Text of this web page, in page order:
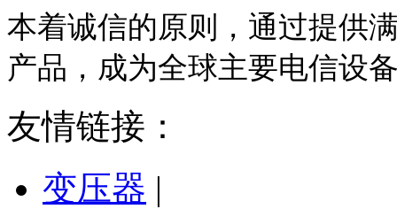
本着诚信的原则，通过提供
产品，成为全球主要电信设
友情链接：
变压器 |